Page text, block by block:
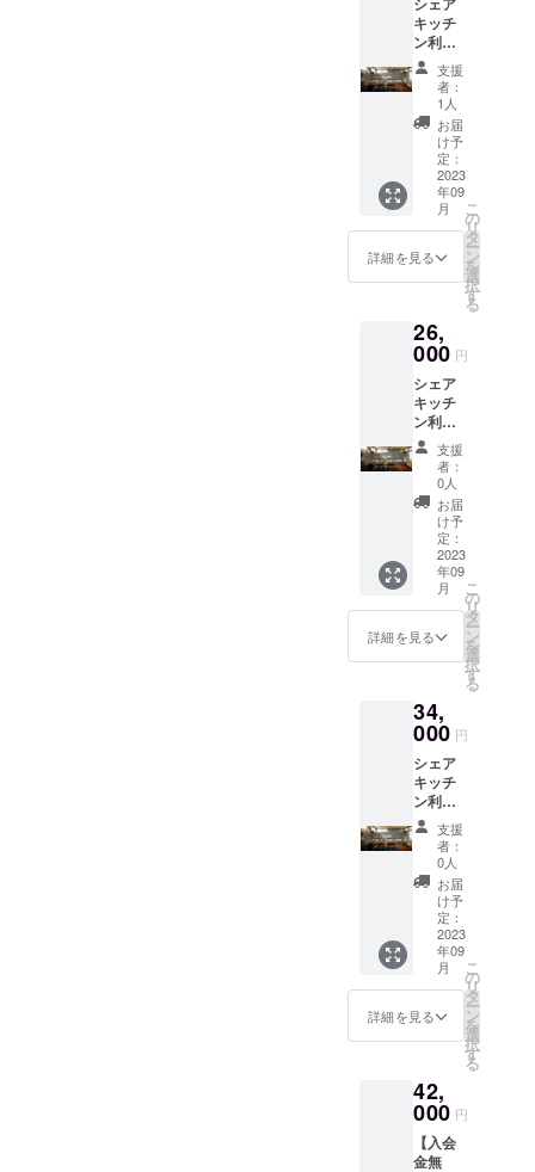
ありま
す。 2
階利⽤
は予約
した利
⽤者
（団
体・法
⼈）１
組のみ
の専有
す。
（同じ
組以上
が同時
利⽤で
きない
ことと
なって
いま
す。）
（2）利
用時間
はご加
入いた
だいた
プラン
に応じ
の範囲
内で、
レン
ダーに
希望の
時間数
をご入
力くだ
さい。
利用時
間は準
備及び
後片付
けを含
みま
す。次
に利用
される
方が気
持ちよ
く使用
よう
に、床
の掃き
掃除、
カウン
利⽤は
予約し
た利⽤
者（団
体・法
⼈）１
組のみ
の専有
利⽤と
なりま
す。
（同じ
時間で
２組以
いこと
となっ
す） ◎
製造可
能な食
品 ・菓
⼦製造
許可の
範囲で
製造が
許可さ
れてい
るもの
（ケー
き菓⼦
など）
⾷、お
弁当、
調味料
(味噌・
醤油は
別途保
険所許
可が必
要なた
め、応
相談) ◎
利用開
始に必
要な書
記の書
類をご
間前ま
でにス
タッフ
までご
るプラ
ンで
す。 ◎
ワーク
ルーム
利用規
約概要
・利用
の目的
当建物
の2階
は、町
の第2の
仕事場
のコ
ワーキ
ルーム
運営目
的で利
用する
ことを
原則と
いたし
ます。
宗教や
政治等
の目
的、法
律に反
する目
的な行
為等に
利用は
固くお
断りい
たしま
す。 ・
利用可
能時間
（1）営
業時間
8:00~2
0:00 ※
営業時
会情
勢、利
り変動
する可
能性が
ありま
キッチ
ン利用
20時間/
月 クラ
ウド
ファン
ディン
グ支援
限定で
入会金
費用を
いただ
かずに
ご案内
きま
す。
▼SOIL
アトリ
エキッ
チン概
要 ◎営
業時
間：24
時間営
業 ※営
業時間
は社会
情勢、
利⽤状
況等に
より変
ます。
キッチ
利⽤は
予約し
た利⽤
者（団
体・法
⼈）１
組のみ
の専有
利⽤と
なりま
す。
（同じ
時間で
２組以
いこと
となっ
ていま
す） ◎
支援
者：
1人
お届
け予
定：
2023
年09
月
詳細を見る
こ
の
リ
タ
ー
ン
を
選
択
す
る
26,
000 円
シェア
キッチ
ン利用
30時間/
月 クラ
ウド
ファン
ディン
グ支援
限定で
入会金
費用を
いただ
かずに
ご案内
きま
す。
▼SOIL
アトリ
エキッ
チン概
要 ◎営
業時
間：24
時間営
業 ※営
業時間
は社会
情勢、
利⽤状
況等に
より変
ます。
キッチ
利⽤は
予約し
支援
者：
0人
お届
け予
定：
2023
年09
月
詳細を見る
こ
の
リ
タ
ー
ン
を
選
択
す
る
34,
000 円
シェア
キッチ
ン利用
40時間/
月 クラ
ウド
ファン
ディン
グ支援
限定で
入会金
費用を
いただ
かずに
ご案内
きま
す。
▼SOIL
アトリ
エキッ
支援
者：
0人
お届
け予
定：
2023
年09
月
詳細を見る
こ
の
リ
タ
ー
ン
を
選
択
す
る
42,
000 円
【入会
金無